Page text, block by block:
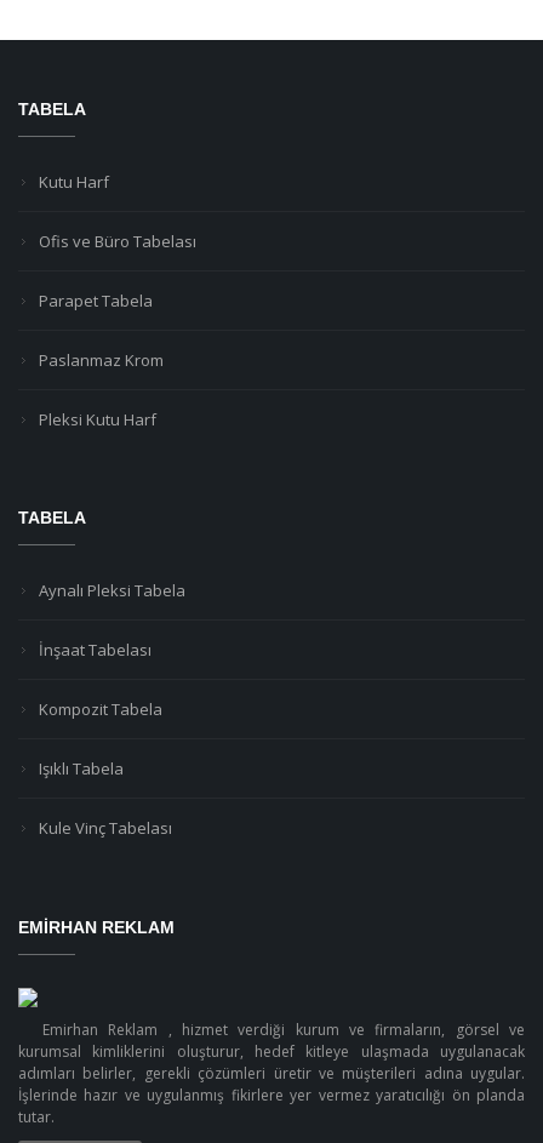
TABELA
Kutu Harf
Ofis ve Büro Tabelası
Parapet Tabela
Paslanmaz Krom
Pleksi Kutu Harf
TABELA
Aynalı Pleksi Tabela
İnşaat Tabelası
Kompozit Tabela
Işıklı Tabela
Kule Vinç Tabelası
EMIRHAN REKLAM
Emirhan Reklam , hizmet verdiği kurum ve firmaların, görsel ve
kurumsal kimliklerini oluşturur, hedef kitleye ulaşmada uygulanacak
adımları belirler, gerekli çözümleri üretir ve müşterileri adına uygular.
İşlerinde hazır ve uygulanmış fikirlere yer vermez yaratıcılığı ön planda
tutar.